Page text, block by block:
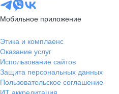
Мобильное приложение
Этика и комплаенс
Оказание услуг
Использование сайтов
Защита персональных данных
Пользовательское соглашение